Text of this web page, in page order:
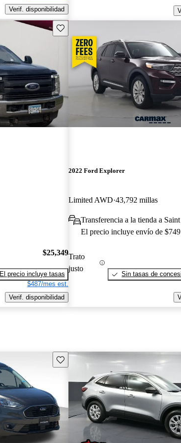
Verif. disponibilidad
Guarda este Aviso
$25,349
El precio incluye tasas
$487/mes est.
Verif. disponibilidad
2022 Ford Explorer
Limited AWD 43,792 millas
Transferencia a la tienda a
El precio incluye envío de $749
Trato
justo
Sin tasas de
Guarda este Aviso